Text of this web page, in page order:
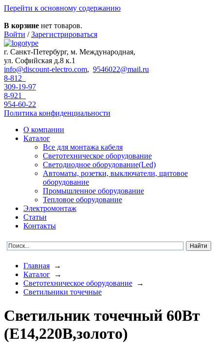
Перейти к основному содержанию
В корзине нет товаров.
Войти / Зарегистрироваться
г. Санкт-Петербург, м. Международная,
ул. Софийская д.8 к.1
info@discount-electro.com, 9546022@mail.ru
8-812
309-19-97
8-921
954-60-22
Политика конфиденциальности
О компании
Каталог
Все для монтажа кабеля
Светотехническое оборудование
Светодиодное оборудование(Led)
Автоматы, розетки, выключатели, щитовое
оборудование
Промышленное оборудование
Тепловое оборудование
Электромонтаж
Статьи
Контакты
Главная →
Каталог →
Светотехническое оборудование →
Светильники точечные
Светильник точечный 60Вт
(E14,220В,золото)